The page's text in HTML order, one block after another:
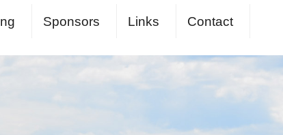
Sponsors Links Contact